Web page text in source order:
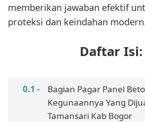
memberikan jawaban efektif
proteksi dan keindahan
Daftar Isi:
Bagian Pagar Panel
Kegunaannya Yang
Tamansari Kab Bogor